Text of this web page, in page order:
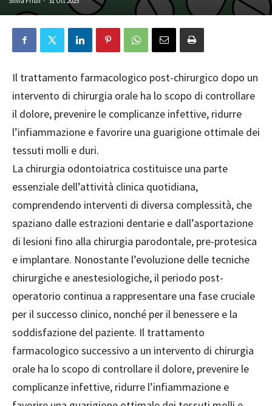
Il trattamento farmacologico post-chirurgico dopo un
intervento di chirurgia orale ha lo scopo di controllare
il dolore, prevenire le complicanze infettive, ridurre
l’infiammazione e favorire una guarigione ottimale dei
tessuti molli e duri.
La chirurgia odontoiatrica costituisce una parte
essenziale dell’attività clinica quotidiana,
comprendendo interventi di diversa complessità, che
spaziano dalle estrazioni dentarie e dall’asportazione
di lesioni fino alla chirurgia parodontale, pre-protesica
e implantare. Nonostante l’evoluzione delle tecniche
chirurgiche e anestesiologiche, il periodo post-
operatorio continua a rappresentare una fase cruciale
per il successo clinico, nonché per il benessere e la
soddisfazione del paziente. Il trattamento
farmacologico successivo a un intervento di chirurgia
orale ha lo scopo di controllare il dolore, prevenire le
complicanze infettive, ridurre l’infiammazione e